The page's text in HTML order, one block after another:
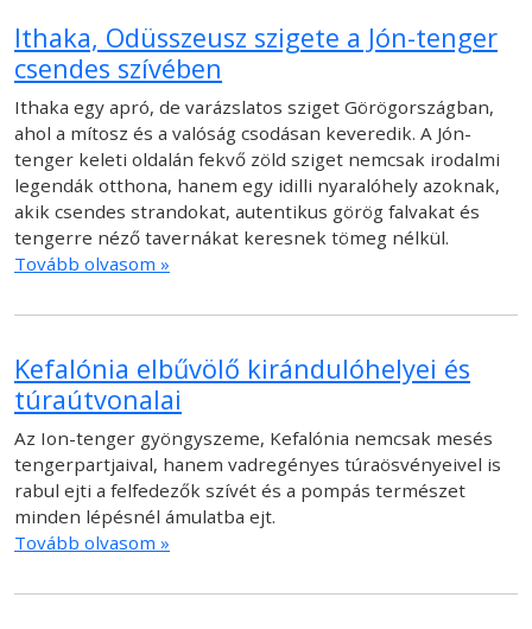
Ithaka, Odüsszeusz szigete a Jón-tenger
csendes szívében
Ithaka egy apró, de varázslatos sziget Görögországban,
ahol a mítosz és a valóság csodásan keveredik. A Jón-
tenger keleti oldalán fekvő zöld sziget nemcsak irodalmi
legendák otthona, hanem egy idilli nyaralóhely azoknak,
akik csendes strandokat, autentikus görög falvakat és
tengerre néző tavernákat keresnek tömeg nélkül.
Tovább olvasom »
Kefalónia elbűvölő kirándulóhelyei és
túraútvonalai
Az Ion-tenger gyöngyszeme, Kefalónia nemcsak mesés
tengerpartjaival, hanem vadregényes túraösvényeivel is
rabul ejti a felfedezők szívét és a pompás természet
minden lépésnél ámulatba ejt.
Tovább olvasom »